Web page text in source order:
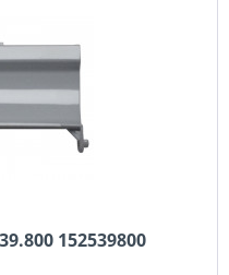
152539800